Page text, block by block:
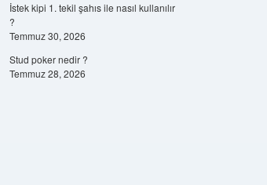
İstek kipi 1. tekil şahıs ile nasıl kullanılır
?
Temmuz 30, 2026
Stud poker nedir ?
Temmuz 28, 2026